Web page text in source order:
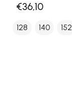
€36,10
128 140 152